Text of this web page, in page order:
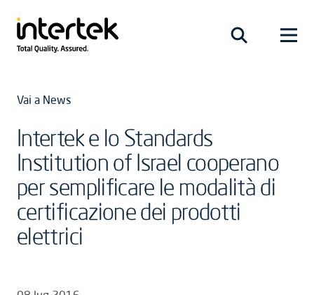
Vai a News
Intertek e lo Standards
Institution of Israel cooperano
per semplificare le modalità di
certificazione dei prodotti
elettrici